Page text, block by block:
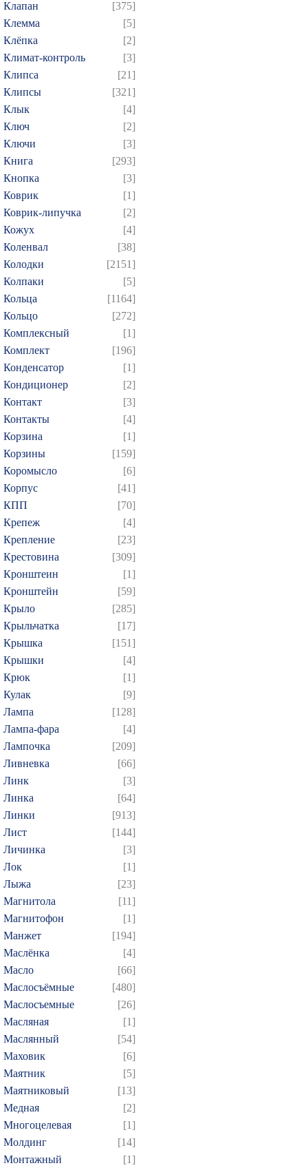
Клапан
[375]
Клемма
[5]
Клёпка
[2]
Климат-контроль
[3]
Клипса
[21]
Клипсы
[321]
Клык
[4]
Ключ
[2]
Ключи
[3]
Книга
[293]
Кнопка
[3]
Коврик
[1]
Коврик-липучка
[2]
Кожух
[4]
Коленвал
[38]
Колодки
[2151]
Колпаки
[5]
Кольца
[1164]
Кольцо
[272]
Комплексный
[1]
Комплект
[196]
Конденсатор
[1]
Кондиционер
[2]
Контакт
[3]
Контакты
[4]
Корзина
[1]
Корзины
[159]
Коромысло
[6]
Корпус
[41]
КПП
[70]
Крепеж
[4]
Крепление
[23]
Крестовина
[309]
Кронштеин
[1]
Кронштейн
[59]
Крыло
[285]
Крыльчатка
[17]
Крышка
[151]
Крышки
[4]
Крюк
[1]
Кулак
[9]
Лампа
[128]
Лампа-фара
[4]
Лампочка
[209]
Ливневка
[66]
Линк
[3]
Линка
[64]
Линки
[913]
Лист
[144]
Личинка
[3]
Лок
[1]
Лыжа
[23]
Магнитола
[11]
Магнитофон
[1]
Манжет
[194]
Маслёнка
[4]
Масло
[66]
Маслосъёмные
[480]
Маслосъемные
[26]
Масляная
[1]
Маслянный
[54]
Маховик
[6]
Маятник
[5]
Маятниковый
[13]
Медная
[2]
Многоцелевая
[1]
Молдинг
[14]
Монтажный
[1]